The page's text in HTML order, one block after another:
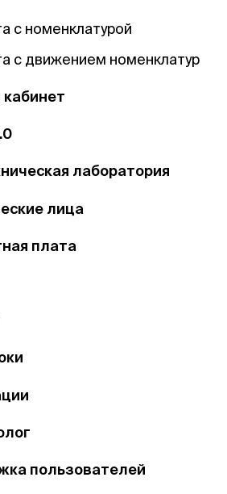
с номенклатурой
с движением номенклатур
кабинет
лаборатория
лица
плата
пользователей